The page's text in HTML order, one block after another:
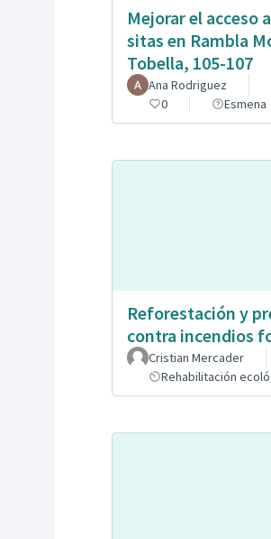
Mejorar el acceso
sitas en Rambla
Tobella, 105-107
Ana Rodriguez
0
Esmena
Reforestación y
contra incendios
Cristian Mercader
Rehabilitación